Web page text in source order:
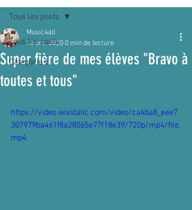
Tous les posts
Catégorie 2
Tous les posts
Super fière de mes élèves "Bravo à
toutes et tous"
Music4all
18 oct. 2020 0 min de lecture
https://video.wixstatic.com/video/ca4ba8_eee7
307979ba461f8a28065e77f18e39/720p/mp4/file.
mp4